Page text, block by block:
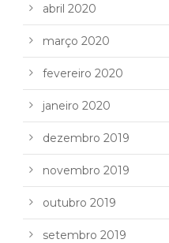
abril 2020
março 2020
fevereiro 2020
janeiro 2020
dezembro 2019
novembro 2019
outubro 2019
setembro 2019